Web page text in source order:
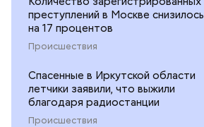
преступлений в Москве снизилось
на 17 процентов
Происшествия
Спасенные в Иркутской области
летчики заявили, что выжили
благодаря радиостанции
Происшествия